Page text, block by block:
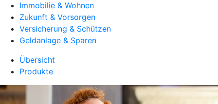
Immobilie & Wohnen
Zukunft & Vorsorgen
Versicherung & Schützen
Geldanlage & Sparen
Übersicht
Produkte